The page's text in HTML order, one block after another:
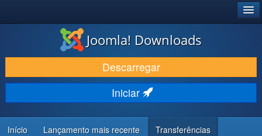
DESCARREGAR E EVOLUIR
DESCOBRIR E APRENDER
COMUNIDADE E SUPORTE
RECURSOS PARA PROGRAMADORES
Joomla! Downloads
Descarregar
Iniciar
Início Lançamento mais recente Transferências